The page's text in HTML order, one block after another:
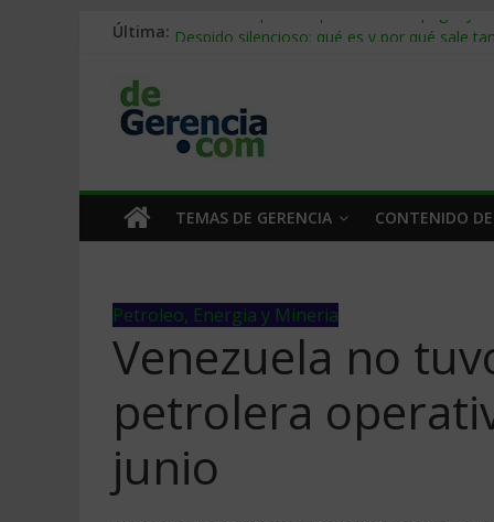
Última: Stablecoins para empresas: cómo pagar y
Trabajo forzoso en la cadena de
Mercado hispano de EE. UU.: cómo
TEMAS DE GERENCIA CONTENIDO
Petroleo, Energia y Mineria
Venezuela no
petrolera
junio